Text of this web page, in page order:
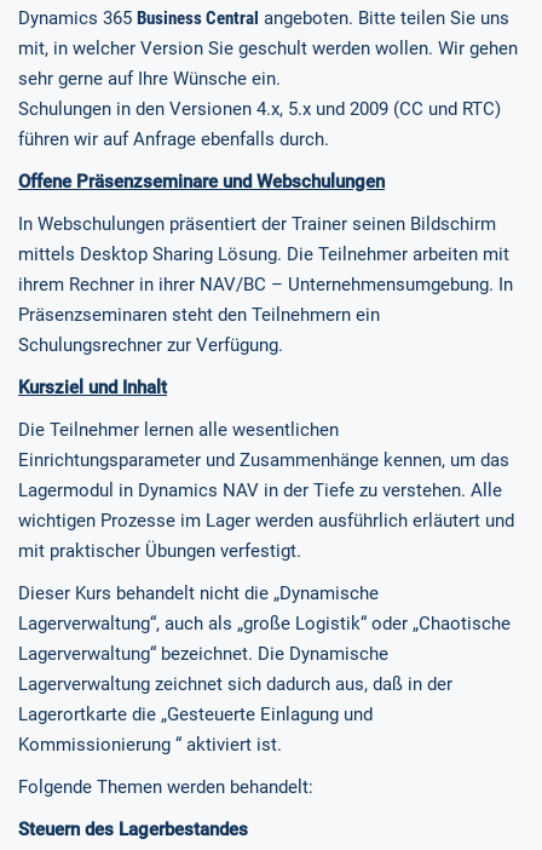
Dynamics 365 Business Central angeboten. Bitte teilen Sie uns
mit, in welcher Version Sie geschult werden wollen. Wir gehen
sehr gerne auf Ihre Wünsche ein.
Schulungen in den Versionen 4.x, 5.x und 2009 (CC und RTC)
führen wir auf Anfrage ebenfalls durch.
Offene Präsenzseminare und Webschulungen
In Webschulungen präsentiert der Trainer seinen Bildschirm
mittels Desktop Sharing Lösung. Die Teilnehmer arbeiten mit
ihrem Rechner in ihrer NAV/BC – Unternehmensumgebung. In
Präsenzseminaren steht den Teilnehmern ein
Schulungsrechner zur Verfügung.
Kursziel und Inhalt
Die Teilnehmer lernen alle wesentlichen
Einrichtungsparameter und Zusammenhänge kennen, um das
Lagermodul in Dynamics NAV in der Tiefe zu verstehen. Alle
wichtigen Prozesse im Lager werden ausführlich erläutert und
mit praktischer Übungen verfestigt.
Dieser Kurs behandelt nicht die „Dynamische
Lagerverwaltung“, auch als „große Logistik“ oder „Chaotische
Lagerverwaltung“ bezeichnet. Die Dynamische
Lagerverwaltung zeichnet sich dadurch aus, daß in der
Lagerortkarte die „Gesteuerte Einlagung und
Kommissionierung “ aktiviert ist.
Folgende Themen werden behandelt:
Steuern des Lagerbestandes